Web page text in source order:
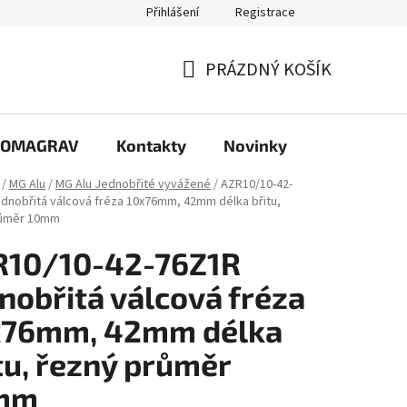
Přihlášení Registrace
KOŠÍK
PRÁZDNÝ KOŠÍK
Kontakty Novinky
/MG Alu/MG Alu Jednobřité vyvážené/AZR10/10-42-
válcová fréza 10x76mm, 42mm délka břitu,
10mm
10-42-76Z1R
válcová fréza
42mm délka
řezný průměr